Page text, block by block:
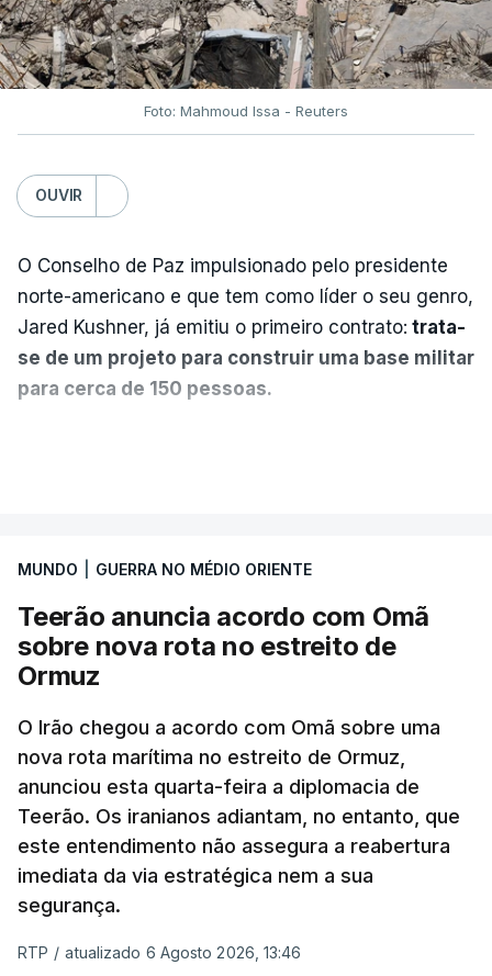
Foto: Mahmoud Issa - Reuters
OUVIR
O Conselho de Paz impulsionado pelo presidente
norte-americano e que tem como líder o seu genro,
Jared Kushner, já emitiu o primeiro contrato: trata-
se de um projeto para construir uma base militar
para cerca de 150 pessoas.
que já colaborou com a Administração norte-
americana em projetos no Médio Oriente,
nomeadamente no Iraque.
militar deverá ficar nos 60 por cento de
território de Gaza que Israel controla e a cerca
de 1,5 quilómetros da fronteira com Israel.
Permite, desta forma, uma extração rápida em
caso de ataque.
Segundo um funcionário do Conselho de Paz, a
organização está na “fase final de preparação de
MUNDO GUERRA NO MÉDIO ORIENTE
Teerão anuncia acordo com Omã
sobre nova rota no estreito de
Ormuz
O Irão chegou a acordo com Omã sobre uma
nova rota marítima no estreito de Ormuz,
anunciou esta quarta-feira a diplomacia de
Teerão. Os iranianos adiantam, no entanto, que
este entendimento não assegura a reabertura
imediata da via estratégica nem a sua
segurança.
RTP / atualizado 6 Agosto 2026, 13:46